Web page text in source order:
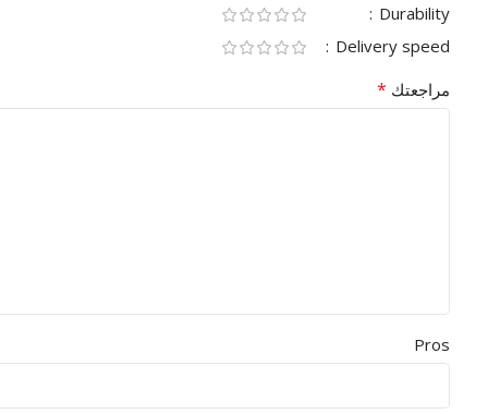
Durability
Delivery speed
مراجعتك *
Pros